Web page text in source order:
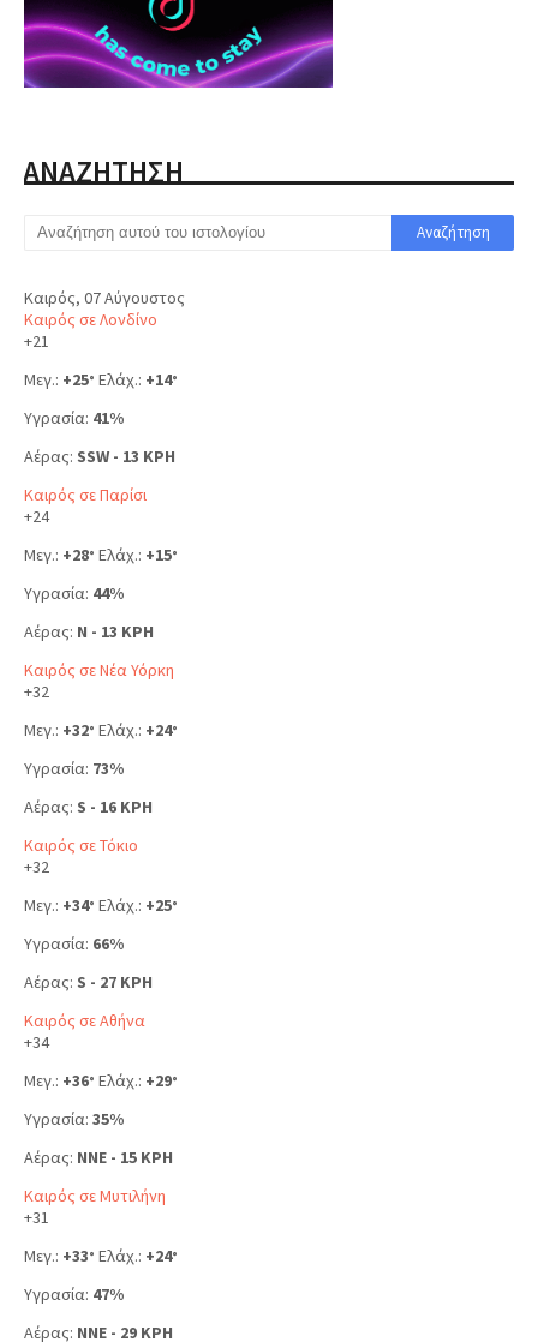
ΑΝΑΖΗΤΗΣΗ
Καιρός, 07 Αύγουστος
Καιρός σε Λονδίνο
+21
Μεγ.: +25° Ελάχ.: +14°
Υγρασία: 41%
Αέρας: SSW - 13 KPH
Καιρός σε Παρίσι
+24
Μεγ.: +28° Ελάχ.: +15°
Υγρασία: 44%
Αέρας: N - 13 KPH
Καιρός σε Νέα Υόρκη
+32
Μεγ.: +32° Ελάχ.: +24°
Υγρασία: 73%
Αέρας: S - 16 KPH
Καιρός σε Τόκιο
+32
Μεγ.: +34° Ελάχ.: +25°
Υγρασία: 66%
Αέρας: S - 27 KPH
Καιρός σε Αθήνα
+34
Μεγ.: +36° Ελάχ.: +29°
Υγρασία: 35%
Αέρας: NNE - 15 KPH
Καιρός σε Μυτιλήνη
+31
Μεγ.: +33° Ελάχ.: +24°
Υγρασία: 47%
Αέρας: NNE - 29 KPH